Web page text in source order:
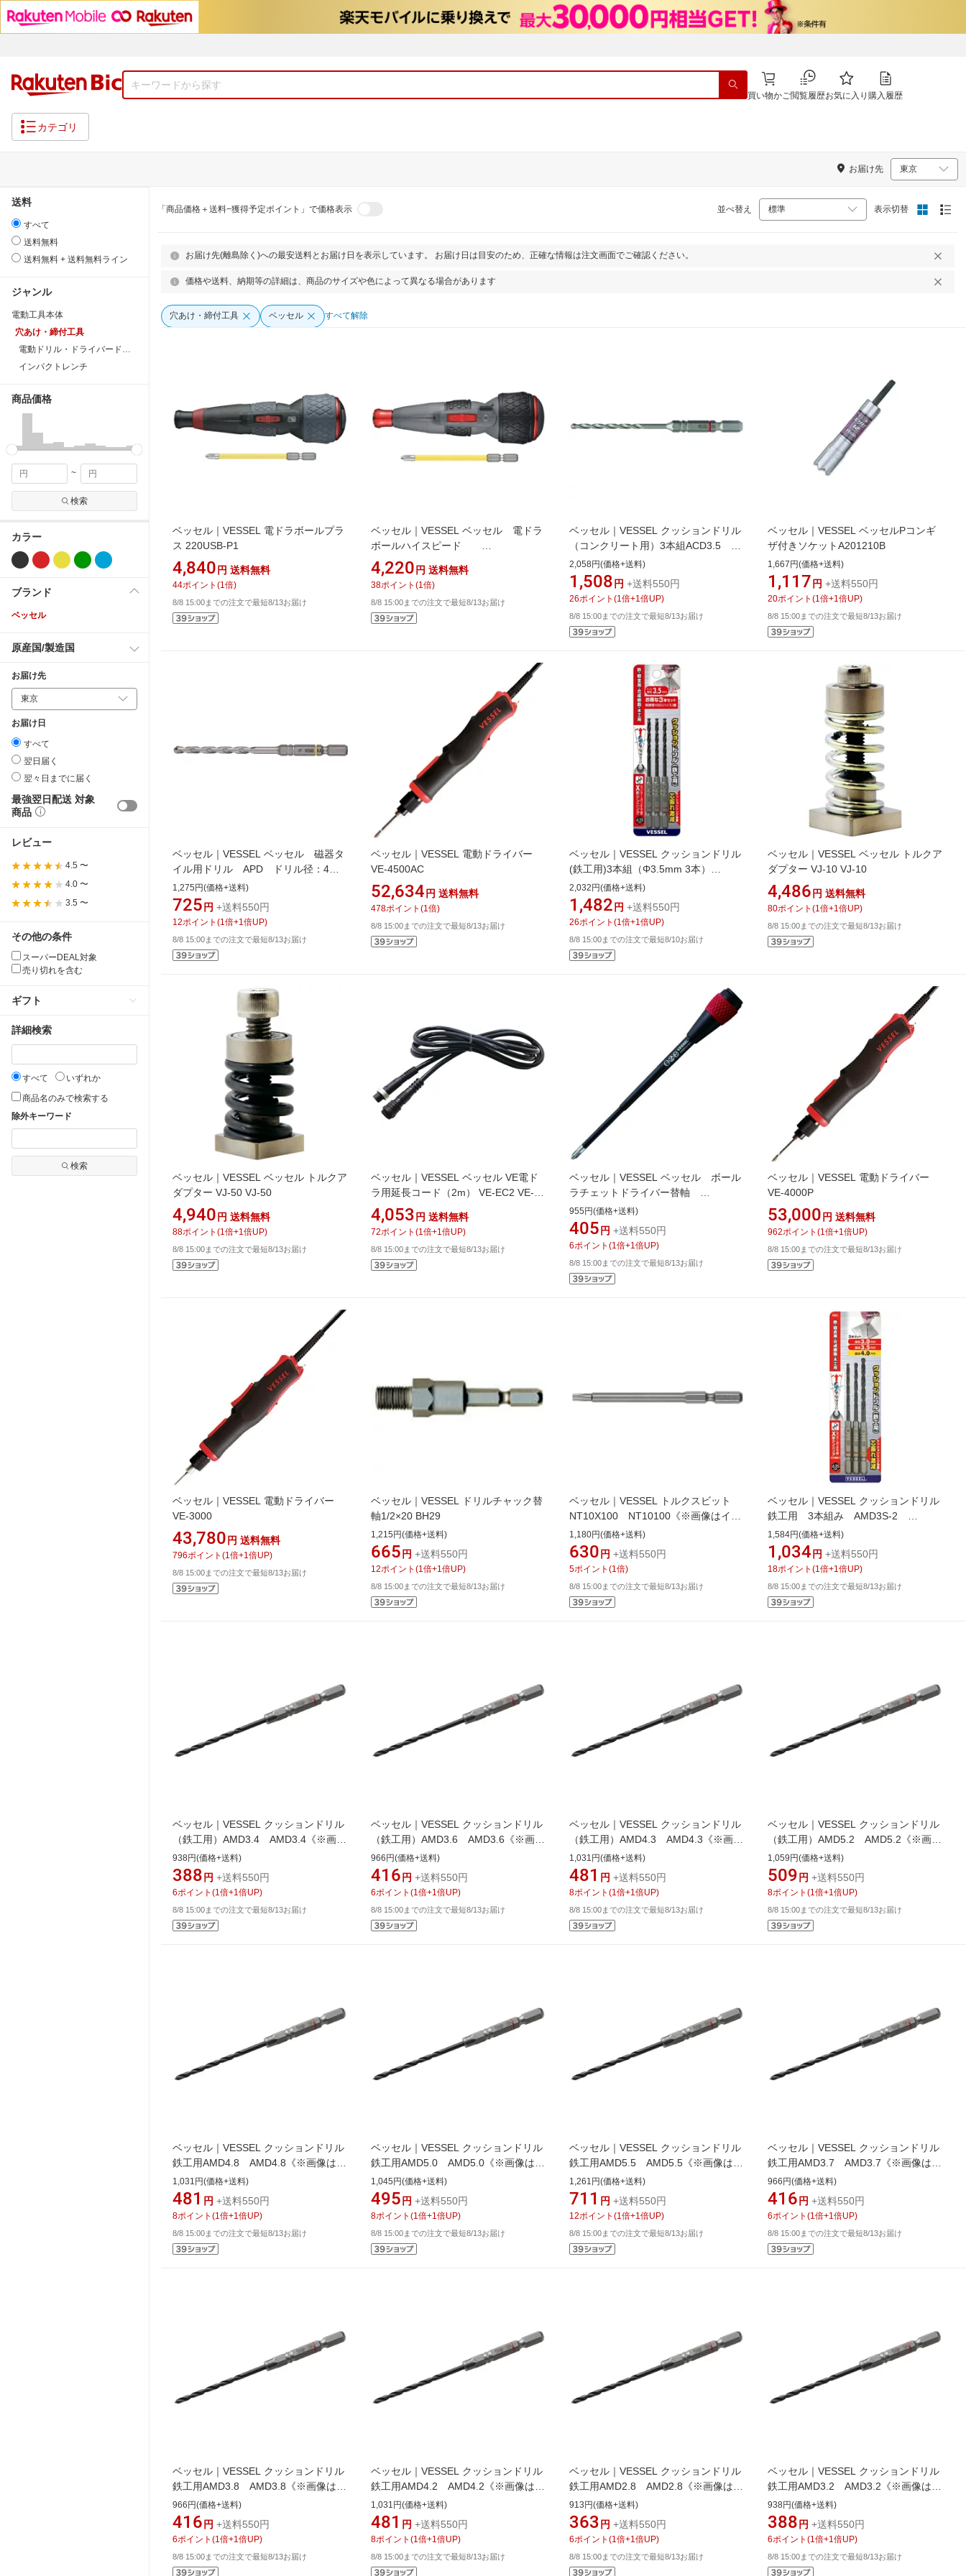
買い物かご閲覧履歴お気に入り 購入履歴
カテゴリ
お届け先
送料
すべて
送料無料
送料無料 + 送料無料ライン
ジャンル
電動工具本体
穴あけ・締付工具
インパクトレンチ
商品価格
~
検索
カラー
ブランド
ベッセル
原産国/製造国
お届け先
お届け日
すべて
翌日届く
翌々日までに届く
最強翌日配送 対象
商品
レビュー
4.5 〜
4.0 〜
3.5 〜
その他の条件
スーパーDEAL対象
売り切れを含む
ギフト
詳細検索
すべて
いずれか
商品名のみで検索する
除外キーワード
検索
「商品価格＋送料−獲得予定ポイント」で価格表示 並べ替え 表示切替
お届け先(離島除く)への最安送料とお届け日を表示しています。 お届け日は目安のため、正確な情報は注文画面でご確認ください。
価格や送料、納期等の詳細は、商品のサイズや色によって異なる場合があります
穴あけ・締付工具 ベッセル すべて解除
ベッセル｜VESSEL 電ドラボールプラ
ス 220USB-P1
4,840 円 送料無料
44ポイント (1 倍)
8/8 15:00までの注文で最短8/13お届け
ベッセル｜VESSEL ベッセル 電ドラ
ボールハイスピード
220USB−S1 無負荷回転1200回転／
分
4,220 円 送料無料
38ポイント (1 倍)
8/8 15:00までの注文で最短8/13お届け
ベッセル｜VESSEL クッションドリル
（コンクリート用）3本組ACD3.5
ACD3S3.5《※画像はイメージです。
実際の商品とは異なります》
2,058円(価格+送料)
1,508 円 +送料550円
26ポイント (1 倍+1 倍UP)
8/8 15:00までの注文で最短8/13お届け
ベッセル｜VESSEL ベッセルPコンギ
ザ付きソケットA201210B
1,667円(価格+送料)
1,117 円 +送料550円
20ポイント (1 倍+1 倍UP)
8/8 15:00までの注文で最短8/13お届け
ベッセル｜VESSEL ベッセル 磁器タ
イル用ドリル APD ドリル径：4．
8mm 有効長：50mm APD-4.8
1,275円(価格+送料)
725 円 +送料550円
12ポイント (1 倍+1 倍UP)
8/8 15:00までの注文で最短8/13お届け
ベッセル｜VESSEL 電動ドライバー
VE-4500AC
52,634 円 送料無料
478ポイント (1 倍)
8/8 15:00までの注文で最短8/13お届け
ベッセル｜VESSEL クッションドリル
(鉄工用)3本組（Φ3.5mm 3本）
AMD3S-3.5
2,032円(価格+送料)
1,482 円 +送料550円
26ポイント (1 倍+1 倍UP)
8/8 15:00までの注文で最短8/10お届け
ベッセル｜VESSEL ベッセル トルクア
ダプター VJ‐10 VJ-10
4,486 円 送料無料
80ポイント (1 倍+1 倍UP)
8/8 15:00までの注文で最短8/13お届け
ベッセル｜VESSEL ベッセル トルクア
ダプター VJ‐50 VJ-50
4,940 円 送料無料
88ポイント (1 倍+1 倍UP)
8/8 15:00までの注文で最短8/13お届け
ベッセル｜VESSEL ベッセル VE電ド
ラ用延長コード（2m） VE‐EC2 VE-
EC2
4,053 円 送料無料
72ポイント (1 倍+1 倍UP)
8/8 15:00までの注文で最短8/13お届け
ベッセル｜VESSEL ベッセル ボール
ラチェットドライバー替軸
2200B（＋）2×150 2200B-2-150
955円(価格+送料)
405 円 +送料550円
6ポイント (1 倍+1 倍UP)
8/8 15:00までの注文で最短8/13お届け
ベッセル｜VESSEL 電動ドライバー
VE-4000P
53,000 円 送料無料
962ポイント (1 倍+1 倍UP)
8/8 15:00までの注文で最短8/13お届け
ベッセル｜VESSEL 電動ドライバー
VE-3000
43,780 円 送料無料
796ポイント (1 倍+1 倍UP)
8/8 15:00までの注文で最短8/13お届け
ベッセル｜VESSEL ドリルチャック替
軸1/2×20 BH29
1,215円(価格+送料)
665 円 +送料550円
12ポイント (1 倍+1 倍UP)
8/8 15:00までの注文で最短8/13お届け
ベッセル｜VESSEL トルクスビット
NT10X100 NT10100《※画像はイメ
ージです。実際の商品とは異なりま
す》
1,180円(価格+送料)
630 円 +送料550円
5ポイント (1 倍)
8/8 15:00までの注文で最短8/13お届け
ベッセル｜VESSEL クッションドリル
鉄工用 3本組み AMD3S-2
AMD3S2《※画像はイメージです。実
際の商品とは異なります》
1,584円(価格+送料)
1,034 円 +送料550円
18ポイント (1 倍+1 倍UP)
8/8 15:00までの注文で最短8/13お届け
ベッセル｜VESSEL クッションドリル
（鉄工用）AMD3.4 AMD3.4《※画像
はイメージです。実際の商品とは異な
ります》
938円(価格+送料)
388 円 +送料550円
6ポイント (1 倍+1 倍UP)
8/8 15:00までの注文で最短8/13お届け
ベッセル｜VESSEL クッションドリル
（鉄工用）AMD3.6 AMD3.6《※画像
はイメージです。実際の商品とは異な
ります》
966円(価格+送料)
416 円 +送料550円
6ポイント (1 倍+1 倍UP)
8/8 15:00までの注文で最短8/13お届け
ベッセル｜VESSEL クッションドリル
（鉄工用）AMD4.3 AMD4.3《※画像
はイメージです。実際の商品とは異な
ります》
1,031円(価格+送料)
481 円 +送料550円
8ポイント (1 倍+1 倍UP)
8/8 15:00までの注文で最短8/13お届け
ベッセル｜VESSEL クッションドリル
（鉄工用）AMD5.2 AMD5.2《※画像
はイメージです。実際の商品とは異な
ります》
1,059円(価格+送料)
509 円 +送料550円
8ポイント (1 倍+1 倍UP)
8/8 15:00までの注文で最短8/13お届け
ベッセル｜VESSEL クッションドリル
鉄工用AMD4.8 AMD4.8《※画像はイ
メージです。実際の商品とは異なりま
す》
1,031円(価格+送料)
481 円 +送料550円
8ポイント (1 倍+1 倍UP)
8/8 15:00までの注文で最短8/13お届け
ベッセル｜VESSEL クッションドリル
鉄工用AMD5.0 AMD5.0《※画像はイ
メージです。実際の商品とは異なりま
す》
1,045円(価格+送料)
495 円 +送料550円
8ポイント (1 倍+1 倍UP)
8/8 15:00までの注文で最短8/13お届け
ベッセル｜VESSEL クッションドリル
鉄工用AMD5.5 AMD5.5《※画像はイ
メージです。実際の商品とは異なりま
す》
1,261円(価格+送料)
711 円 +送料550円
12ポイント (1 倍+1 倍UP)
8/8 15:00までの注文で最短8/13お届け
ベッセル｜VESSEL クッションドリル
鉄工用AMD3.7 AMD3.7《※画像はイ
メージです。実際の商品とは異なりま
す》
966円(価格+送料)
416 円 +送料550円
6ポイント (1 倍+1 倍UP)
8/8 15:00までの注文で最短8/13お届け
ベッセル｜VESSEL クッションドリル
鉄工用AMD3.8 AMD3.8《※画像はイ
メージです。実際の商品とは異なりま
す》
966円(価格+送料)
416 円 +送料550円
6ポイント (1 倍+1 倍UP)
8/8 15:00までの注文で最短8/13お届け
ベッセル｜VESSEL クッションドリル
鉄工用AMD4.2 AMD4.2《※画像はイ
メージです。実際の商品とは異なりま
す》
1,031円(価格+送料)
481 円 +送料550円
8ポイント (1 倍+1 倍UP)
8/8 15:00までの注文で最短8/13お届け
ベッセル｜VESSEL クッションドリル
鉄工用AMD2.8 AMD2.8《※画像はイ
メージです。実際の商品とは異なりま
す》
913円(価格+送料)
363 円 +送料550円
6ポイント (1 倍+1 倍UP)
8/8 15:00までの注文で最短8/13お届け
ベッセル｜VESSEL クッションドリル
鉄工用AMD3.2 AMD3.2《※画像はイ
メージです。実際の商品とは異なりま
す》
938円(価格+送料)
388 円 +送料550円
6ポイント (1 倍+1 倍UP)
8/8 15:00までの注文で最短8/13お届け